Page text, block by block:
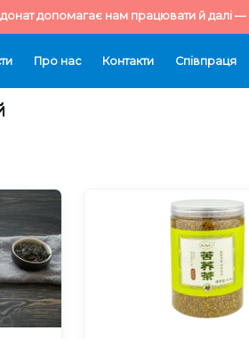
допомагає нам працювати й далі —
Про нас Контакти Cпівпраця